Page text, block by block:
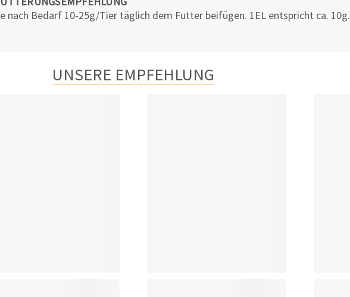
nach Bedarf 10-25g/Tier täglich dem Futter beifügen. 1EL entspricht ca. 10g.
UNSERE EMPFEHLUNG